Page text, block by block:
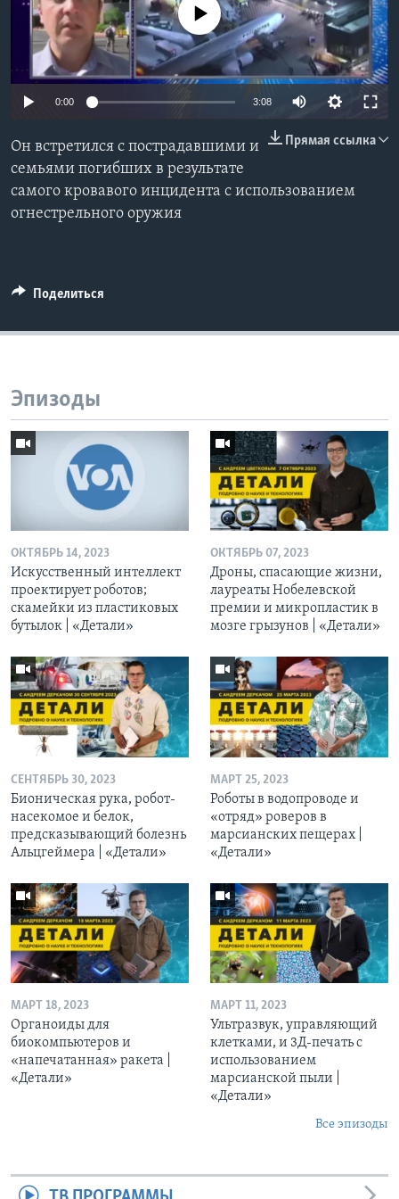
Learning English
СОЦИАЛЬНЫЕ СЕТИ
Языки
No media source currently available
0:00 3:08
Прямая ссылка
Он встретился с пострадавшими и
семьями погибших в результате
самого кровавого инцидента с использованием
огнестрельного оружия
Поделиться
Эпизоды
ОКТЯБРЬ 14, 2023
Искусственный интеллект
проектирует роботов;
скамейки из пластиковых
бутылок | «Детали»
ОКТЯБРЬ 07, 2023
Дроны, спасающие жизни,
лауреаты Нобелевской
премии и микропластик в
мозге грызунов | «Детали»
СЕНТЯБРЬ 30, 2023
Бионическая рука, робот-
насекомое и белок,
предсказывающий болезнь
Альцгеймера | «Детали»
МАРТ 25, 2023
Роботы в водопроводе и
«отряд» роверов в
марсианских пещерах |
«Детали»
МАРТ 18, 2023
Органоиды для
биокомпьютеров и
«напечатанная» ракета |
«Детали»
МАРТ 11, 2023
Ультразвук, управляющий
клетками, и 3Д-печать c
использованием
марсианской пыли |
«Детали»
Все эпизоды